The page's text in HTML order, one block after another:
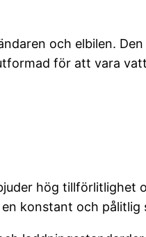
och elbilen.
för att vara
hög tillförlitlighet
konstant och pålitlig